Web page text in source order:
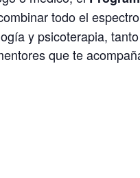
todo el
y psicoterapia,
que te